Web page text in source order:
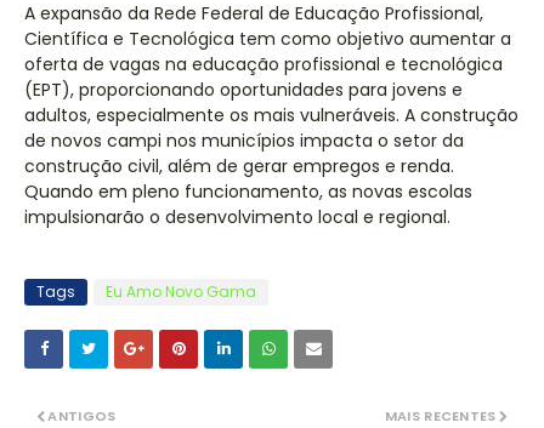
A expansão da Rede Federal de Educação Profissional,
Científica e Tecnológica tem como objetivo aumentar a
oferta de vagas na educação profissional e tecnológica
(EPT), proporcionando oportunidades para jovens e
adultos, especialmente os mais vulneráveis. A construção
de novos campi nos municípios impacta o setor da
construção civil, além de gerar empregos e renda.
Quando em pleno funcionamento, as novas escolas
impulsionarão o desenvolvimento local e regional.
Tags Eu Amo Novo Gama
MAIS RECENTES
ANTIGOS